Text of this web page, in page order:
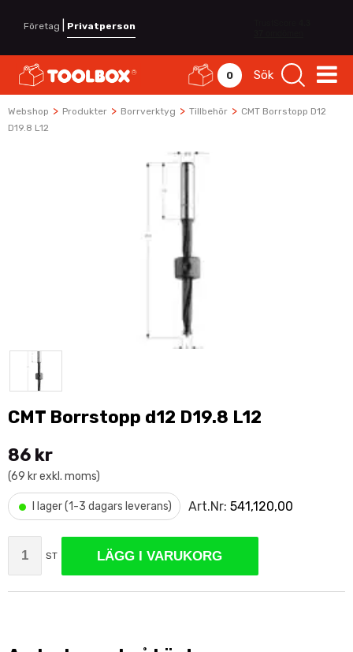
Företag Privatperson
0 Sök
Webshop > Produkter > Borrverktyg > Tillbehör > CMT Borrstopp D12
D19.8 L12
CMT Borrstopp d12 D19.8 L12
86 kr
(69 kr exkl. moms)
• I lager (1-3 dagars leverans) Art.Nr: 541,120,00
ST LÄGG I VARUKORG